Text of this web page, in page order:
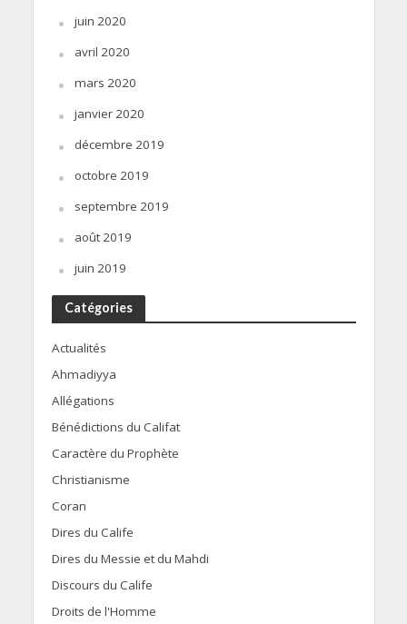
juin 2020
avril 2020
mars 2020
janvier 2020
décembre 2019
octobre 2019
septembre 2019
août 2019
juin 2019
Catégories
Actualités
Ahmadiyya
Allégations
Bénédictions du Califat
Caractère du Prophète
Christianisme
Coran
Dires du Calife
Dires du Messie et du Mahdi
Discours du Calife
Droits de l'Homme